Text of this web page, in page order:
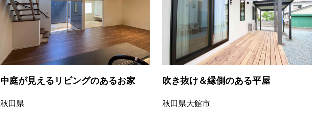
中庭が見えるリビングのあるお家
秋田県
吹き抜け＆縁側のある平屋
秋田県大館市